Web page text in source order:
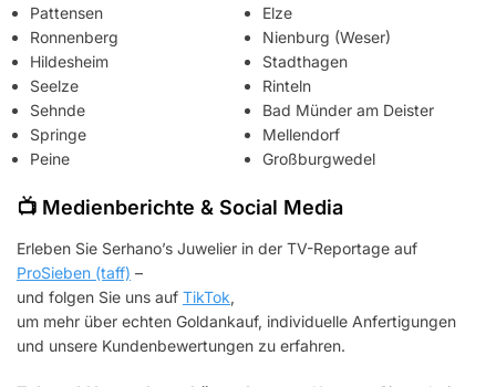
Pattensen
Ronnenberg
Hildesheim
Seelze
Sehnde
Springe
Peine
Elze
Nienburg (Weser)
Stadthagen
Rinteln
Bad Münder am Deister
Mellendorf
Großburgwedel
📺 Medienberichte & Social Media
Erleben Sie Serhano’s Juwelier in der TV-Reportage auf
ProSieben (taff) –
und folgen Sie uns auf TikTok,
um mehr über echten Goldankauf, individuelle Anfertigungen
und unsere Kundenbewertungen zu erfahren.